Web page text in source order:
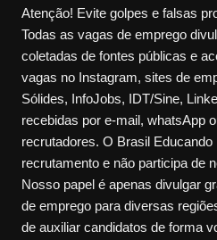
Atenção! Evite golpes e falsas
Todas as vagas de emprego
coletadas de fontes públicas e
vagas no Instagram, sites de
Sólides, InfoJobs, IDT/Sine,
recebidas por e-mail, whatsApp
recrutadores. O Brasil
recrutamento e não participa de
Nosso papel é apenas divulgar
de emprego para diversas
de auxiliar candidatos de forma